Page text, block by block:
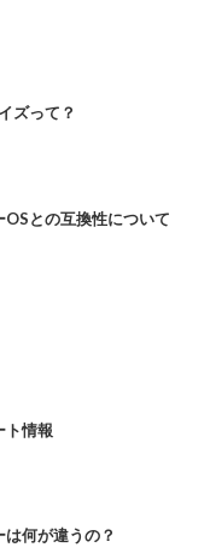
ズって？
との互換性について
ト情報
何が違うの？